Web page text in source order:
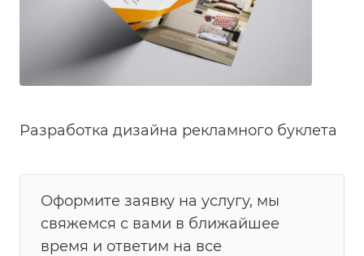
Разработка дизайна рекламного буклета
Оформите заявку на услугу, мы
свяжемся с вами в ближайшее
время и ответим на все